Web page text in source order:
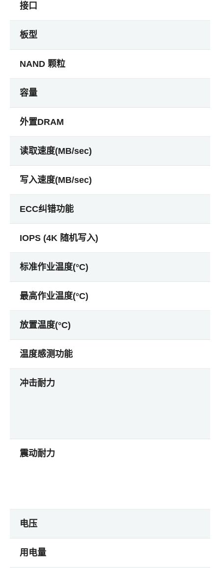
接口
板型
NAND 颗粒
容量
外置DRAM
读取速度(MB/sec)
写入速度(MB/sec)
ECC纠错功能
IOPS (4K 随机写入)
标准作业温度(°C)
最高作业温度(°C)
放置温度(°C)
温度感测功能
冲击耐力
震动耐力
电压
用电量